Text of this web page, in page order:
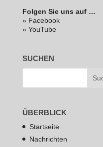
Folgen Sie uns auf …
» Facebook
» YouTube
SUCHEN
ÜBERBLICK
Startseite
Nachrichten